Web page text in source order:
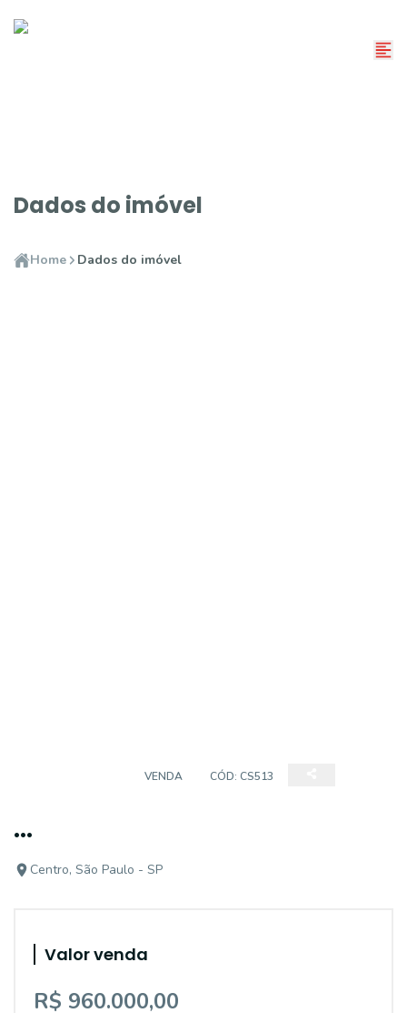
Dados do imóvel
Home Dados do imóvel
VENDA CÓD: CS513
...
Centro, São Paulo - SP
Valor venda
R$ 960.000,00